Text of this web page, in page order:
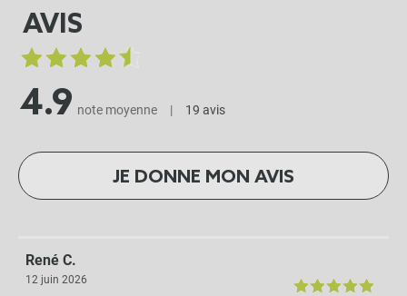
AVIS
4.9 note moyenne | 19 avis
JE DONNE MON AVIS
René C.
12 juin 2026